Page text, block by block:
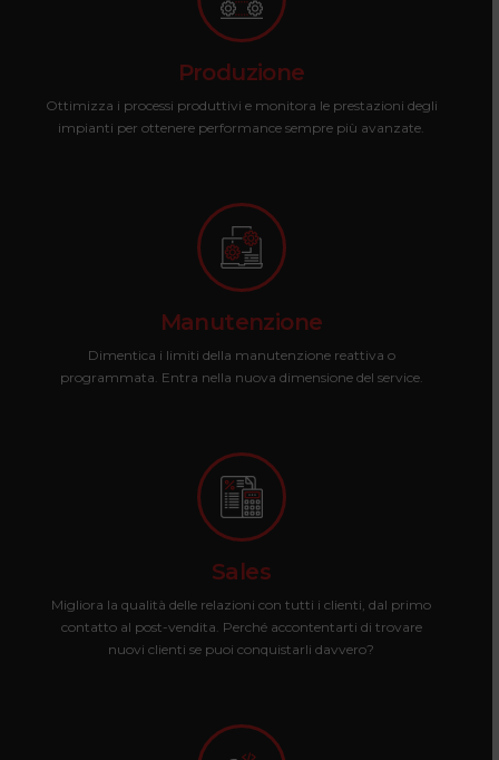
Produzione
Ottimizza i processi produttivi e monitora le prestazioni degli
impianti per ottenere performance sempre più avanzate.
Manutenzione
Dimentica i limiti della manutenzione reattiva o
programmata. Entra nella nuova dimensione del service.
Sales
Migliora la qualità delle relazioni con tutti i clienti, dal primo
contatto al post-vendita. Perché accontentarti di trovare
nuovi clienti se puoi conquistarli davvero?